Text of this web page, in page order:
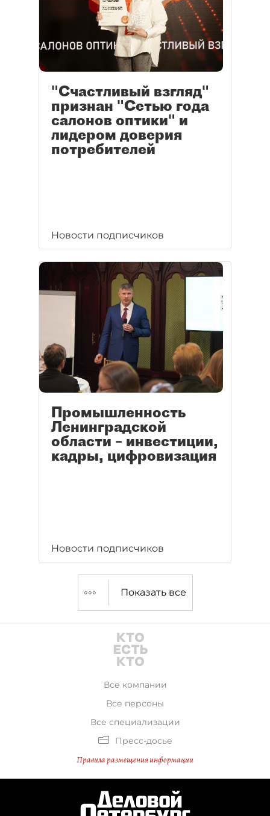
"Счастливый взгляд"
признан "Сетью года
салонов оптики" и
лидером доверия
потребителей
Новости подписчиков
Промышленность
Ленинградской
области – инвестиции,
кадры, цифровизация
Новости подписчиков
Показать все
Все компании
Все персоны
Все специализации
Пресс-досье
Правила размещения информации